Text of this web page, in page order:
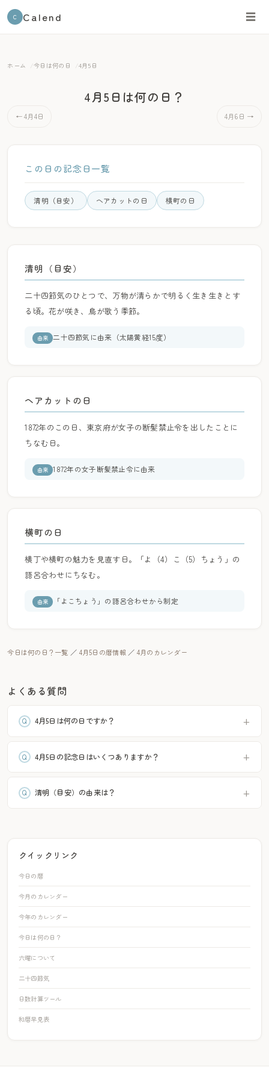
C Calend ☰
ホーム 今日は何の日 4月5日
← 4月4日
4月5日は何の日？
4月6日 →
この日の記念日一覧
清明（目安） ヘアカットの日 横町の日
清明（目安）
二十四節気のひとつで、万物が清らかで明るく生き生きとす
る頃。花が咲き、鳥が歌う季節。
由来 二十四節気に由来（太陽黄経15度）
ヘアカットの日
1872年のこの日、東京府が女子の断髪禁止令を出したことに
ちなむ日。
由来 1872年の女子断髪禁止令に由来
横町の日
横丁や横町の魅力を見直す日。「よ（4）こ（5）ちょう」の
語呂合わせにちなむ。
由来 「よこちょう」の語呂合わせから制定
今日は何の日？一覧 ／ 4月5日の暦情報 ／ 4月のカレンダー
よくある質問
4月5日は何の日ですか？
4月5日の記念日はいくつありますか？
清明（目安）の由来は？
クイックリンク
今日の暦
今月のカレンダー
今年のカレンダー
今日は何の日？
六曜について
二十四節気
日数計算ツール
和暦早見表